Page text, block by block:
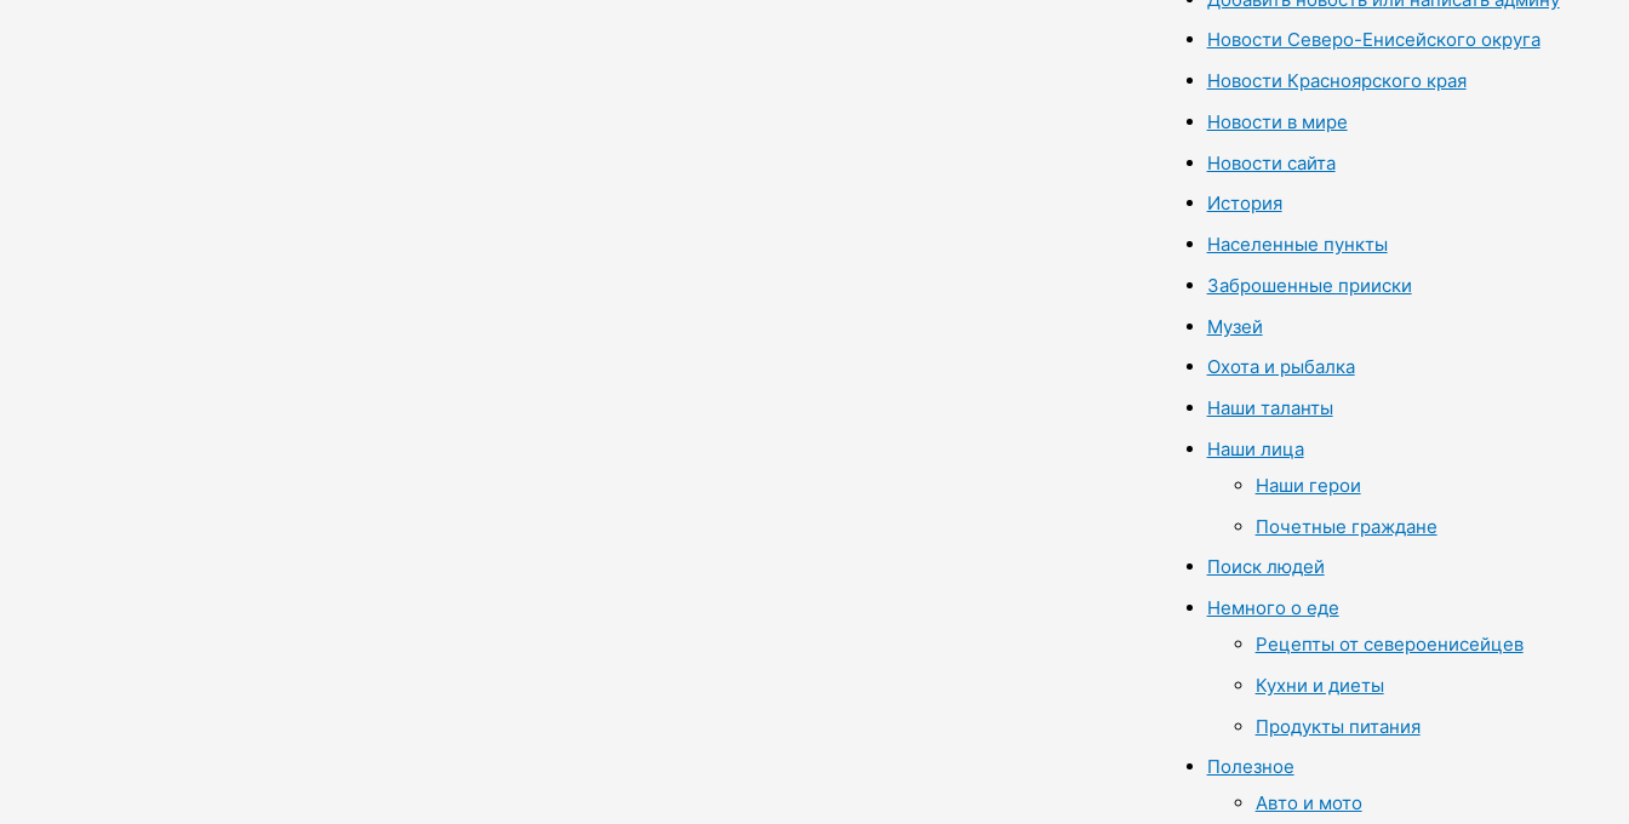
Новости Северо-Енисейского округа
Новости Красноярского края
Новости в мире
Новости сайта
История
Населенные пункты
Заброшенные прииски
Музей
Охота и рыбалка
Наши таланты
Наши лица
Наши герои
Почетные граждане
Поиск людей
Немного о еде
Рецепты от североенисейцев
Кухни и диеты
Продукты питания
Полезное
Авто и мото